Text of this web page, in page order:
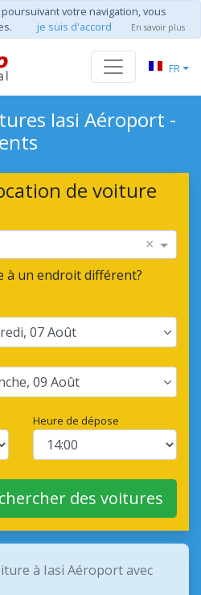
votre navigation, vous
je suis d'accord En savoir plus
FR
Iasi Aéroport -
de voiture
×
à un endroit différent?
, 07Août
, 09 Août
Heure de dépose
des voitures
à Iasi Aéroport avec